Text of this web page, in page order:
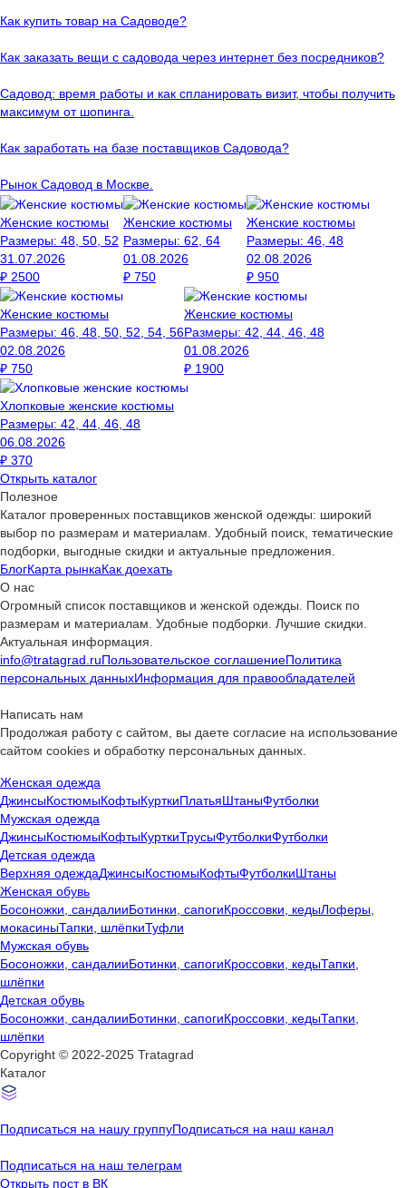
Как купить товар на Cадоводе?
Как заказать вещи с садовода через интернет без посредников?
Садовод: время работы и как спланировать визит, чтобы получить
максимум от шопинга.
Как заработать на базе поставщиков Садовода?
Рынок Садовод в Москве.
Женские костюмы
Размеры: 48, 50, 52
31.07.2026
₽ 2500
Женские костюмы
Размеры: 62, 64
01.08.2026
₽ 750
Женские костюмы
Размеры: 46, 48
02.08.2026
₽ 950
Женские костюмы
Размеры: 46, 48, 50, 52, 54, 56
02.08.2026
₽ 750
Женские костюмы
Размеры: 42, 44, 46, 48
01.08.2026
₽ 1900
Хлопковые женские костюмы
Размеры: 42, 44, 46, 48
06.08.2026
₽ 370
Открыть каталог
Полезное
Каталог проверенных поставщиков женской одежды: широкий
выбор по размерам и материалам. Удобный поиск, тематические
подборки, выгодные скидки и актуальные предложения.
БлогКарта рынкаКак доехать
О нас
Огромный список поставщиков и женской одежды. Поиск по
размерам и материалам. Удобные подборки. Лучшие скидки.
Актуальная информация.
info@tratagrad.ruПользовательское соглашениеПолитика
персональных данныхИнформация для правообладателей
Написать нам
Продолжая работу с сайтом, вы даете согласие на использование
сайтом cookies и обработку персональных данных.
Женская одежда
ДжинсыКостюмыКофтыКурткиПлатьяШтаныФутболки
Мужская одежда
ДжинсыКостюмыКофтыКурткиТрусыФутболкиФутболки
Детская одежда
Верхняя одеждаДжинсыКостюмыКофтыФутболкиШтаны
Женская обувь
Босоножки, сандалииБотинки, сапогиКроссовки, кедыЛоферы,
мокасиныТапки, шлёпкиТуфли
Мужская обувь
Босоножки, сандалииБотинки, сапогиКроссовки, кедыТапки,
шлёпки
Детская обувь
Босоножки, сандалииБотинки, сапогиКроссовки, кедыТапки,
шлёпки
Copyright © 2022-2025 Tratagrad
Каталог
Подписаться на нашу группуПодписаться на наш канал
Подписаться на наш телеграм
Открыть пост в ВК